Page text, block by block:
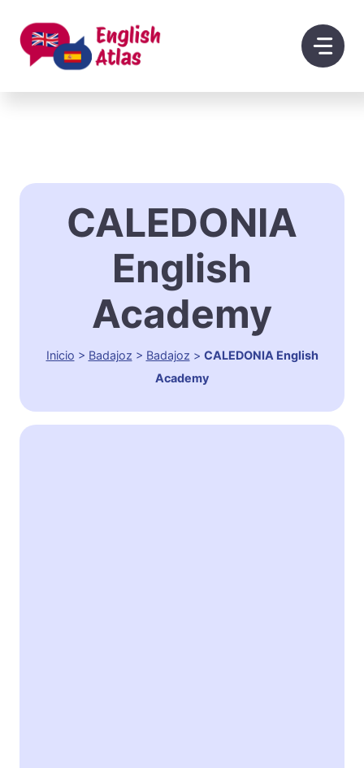
contenido
CALEDONIA
English
Academy
Inicio > Badajoz > Badajoz > CALEDONIA English
Academy